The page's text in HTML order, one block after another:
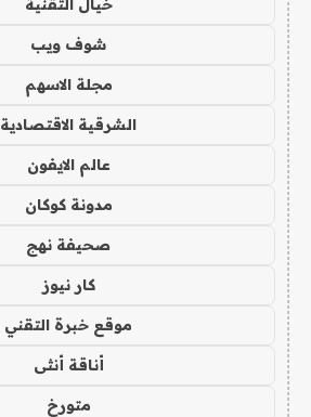
شوف ويب
مجلة الاسهم
الشرقية الاقتصادية
عالم الايفون
مدونة كوكان
صحيفة نهج
كار نيوز
موقع خبرة التقني
أناقة أنثى
متورخ